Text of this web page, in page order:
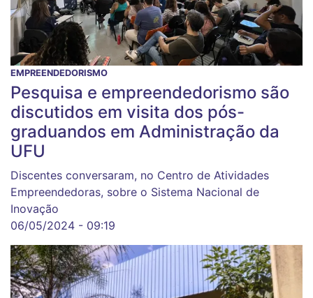
EMPREENDEDORISMO
Pesquisa e empreendedorismo são
discutidos em visita dos pós-
graduandos em Administração da
UFU
Discentes conversaram, no Centro de Atividades
Empreendedoras, sobre o Sistema Nacional de
Inovação
06/05/2024 - 09:19